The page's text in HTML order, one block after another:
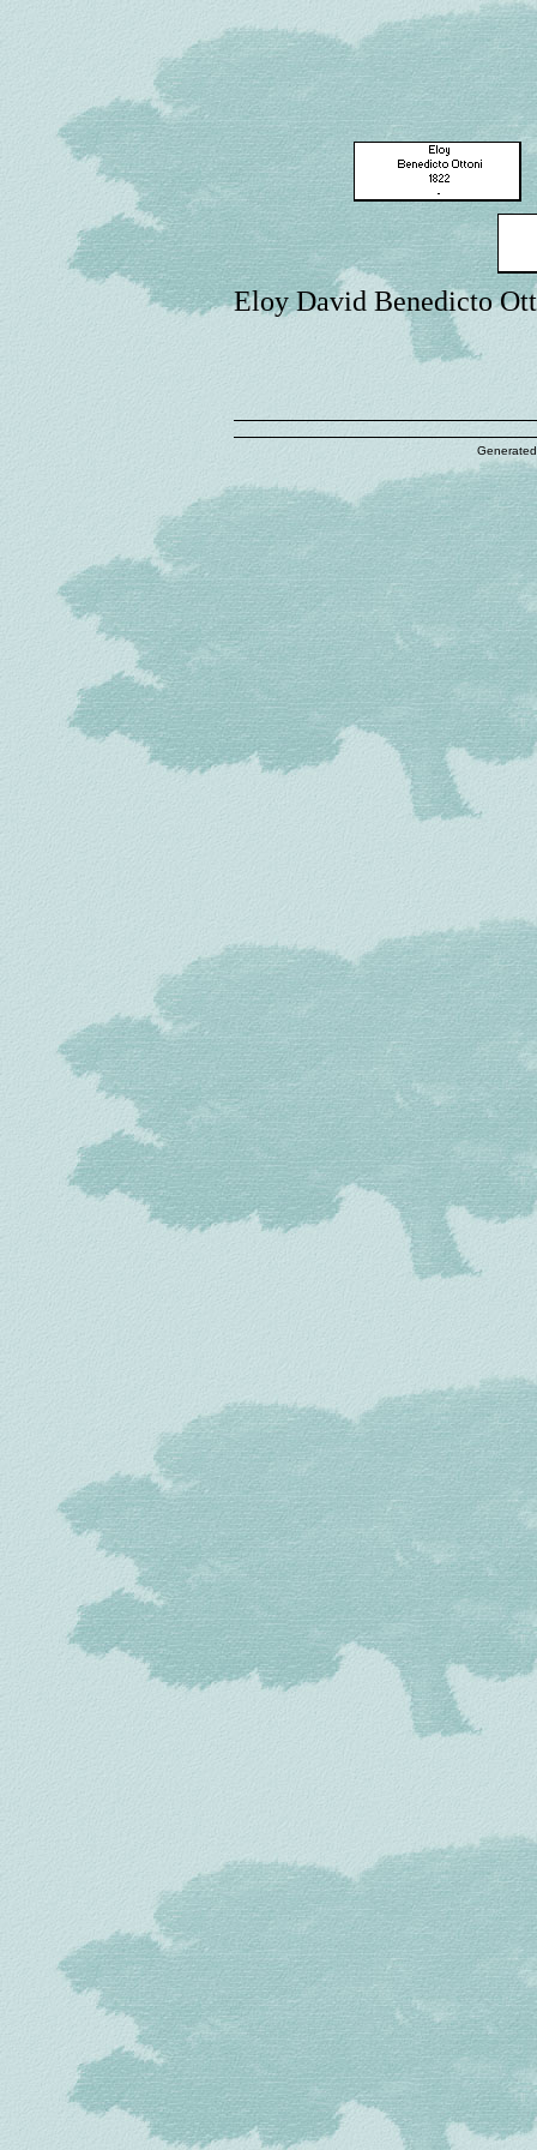
Eloy David Benedicto